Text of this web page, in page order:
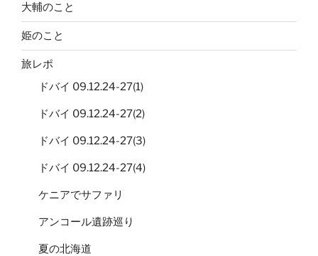
大輔のこと
姫のこと
旅レポ
ドバイ 09.12.24-27(1)
ドバイ 09.12.24-27(2)
ドバイ 09.12.24-27(3)
ドバイ 09.12.24-27(4)
ケニアでサファリ
アンコール遺跡巡り
夏の北海道